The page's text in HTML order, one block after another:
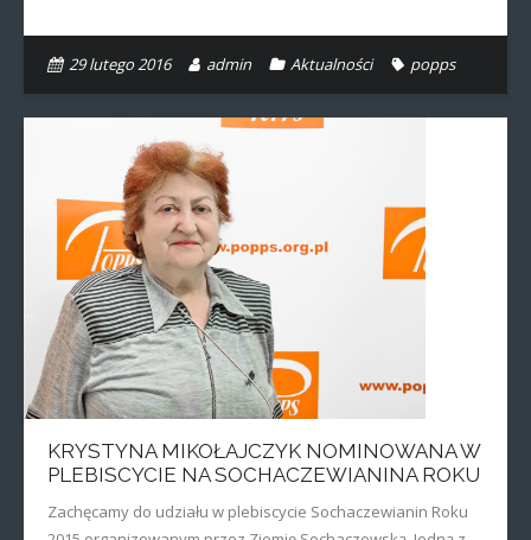
29 lutego 2016 admin Aktualności popps
KRYSTYNA MIKOŁAJCZYK NOMINOWANA W
PLEBISCYCIE NA SOCHACZEWIANINA ROKU
Zachęcamy do udziału w plebiscycie Sochaczewianin Roku